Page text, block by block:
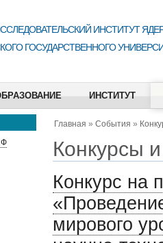
ИНСТИТУТ
ГОСУДАРСТВЕННОГО
ИНСТИТУТ
Главная » События »
Конкурсы
Конкурс на
мирового